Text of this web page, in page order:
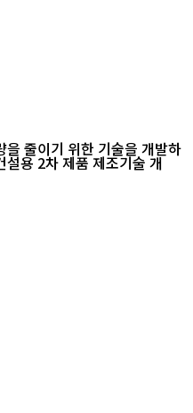
줄이기 위한 기술을 개발하